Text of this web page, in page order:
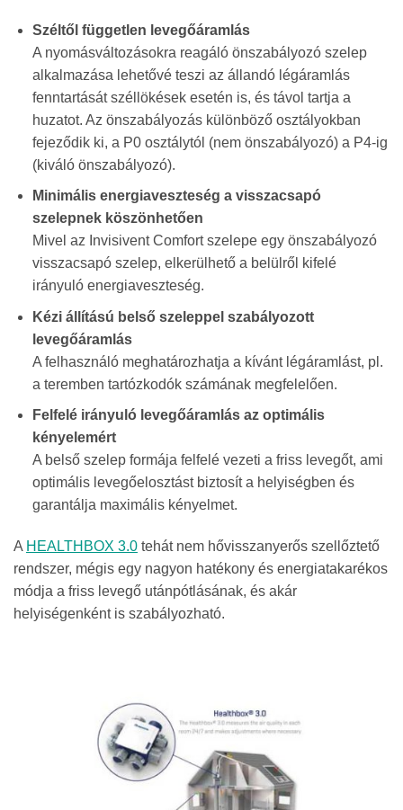
Széltől független levegőáramlás
A nyomásváltozásokra reagáló önszabályozó szelep
alkalmazása lehetővé teszi az állandó légáramlás
fenntartását széllökések esetén is, és távol tartja a
huzatot. Az önszabályozás különböző osztályokban
fejeződik ki, a P0 osztálytól (nem önszabályozó) a P4-ig
(kiváló önszabályozó).
Minimális energiaveszteség a visszacsapó
szelepnek köszönhetően
Mivel az Invisivent Comfort szelepe egy önszabályozó
visszacsapó szelep, elkerülhető a belülről kifelé
irányuló energiaveszteség.
Kézi állítású belső szeleppel szabályozott
levegőáramlás
A felhasználó meghatározhatja a kívánt légáramlást, pl.
a teremben tartózkodók számának megfelelően.
Felfelé irányuló levegőáramlás az optimális
kényelemért
A belső szelep formája felfelé vezeti a friss levegőt, ami
optimális levegőelosztást biztosít a helyiségben és
garantálja maximális kényelmet.
A HEALTHBOX 3.0 tehát nem hővisszanyerős szellőztető
rendszer, mégis egy nagyon hatékony és energiatakarékos
módja a friss levegő utánpótlásának, és akár
helyiségenként is szabályozható.